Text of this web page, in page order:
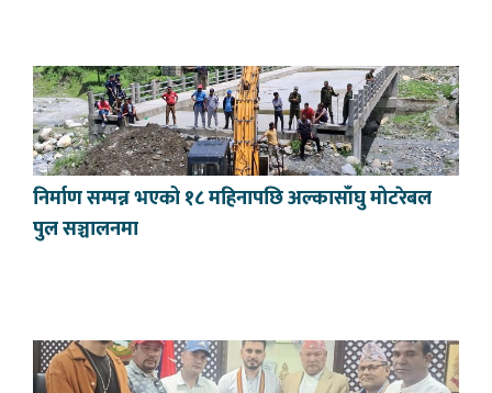
निर्माण सम्पन्न भएको १८ महिनापछि अल्कासाँघु मोटरेबल
पुल सञ्चालनमा